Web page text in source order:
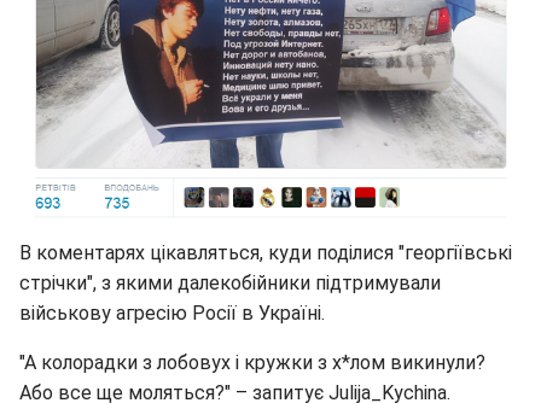
В коментарях цікавляться, куди поділися "георгіївські
стрічки", з якими далекобійники підтримували
військову агресію Росії в Україні.
"А колорадки з лобовух і кружки з х*лом викинули?
Або все ще моляться?" – запитує Julija_Kychina.